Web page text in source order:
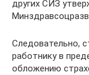
других СИЗ
Следовательно,
работнику в
обложению